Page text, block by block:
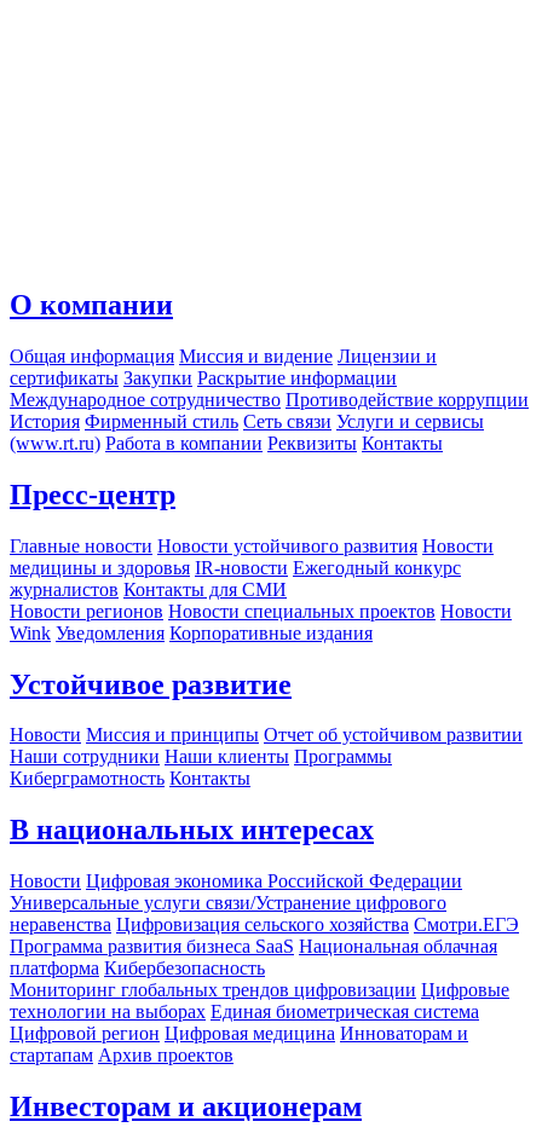
О компании
Общая информация Миссия и видение Лицензии и
сертификаты Закупки Раскрытие информации
Международное сотрудничество Противодействие коррупции
История Фирменный стиль Сеть связи Услуги и сервисы
(www.rt.ru) Работа в компании Реквизиты Контакты
Пресс-центр
Главные новости Новости устойчивого развития Новости
медицины и здоровья IR-новости Ежегодный конкурс
журналистов Контакты для СМИ
Новости регионов Новости специальных проектов Новости
Wink Уведомления Корпоративные издания
Устойчивое развитие
Новости Миссия и принципы Отчет об устойчивом развитии
Наши сотрудники Наши клиенты Программы
Киберграмотность Контакты
В национальных интересах
Новости Цифровая экономика Российской Федерации
Универсальные услуги связи/Устранение цифрового
неравенства Цифровизация сельского хозяйства Смотри.ЕГЭ
Программа развития бизнеса SaaS Национальная облачная
платформа Кибербезопасность
Мониторинг глобальных трендов цифровизации Цифровые
технологии на выборах Единая биометрическая система
Цифровой регион Цифровая медицина Инноваторам и
стартапам Архив проектов
Инвесторам и акционерам